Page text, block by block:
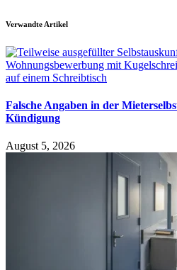
Verwandte Artikel
Falsche Angaben in der
Kündigung
August 5, 2026